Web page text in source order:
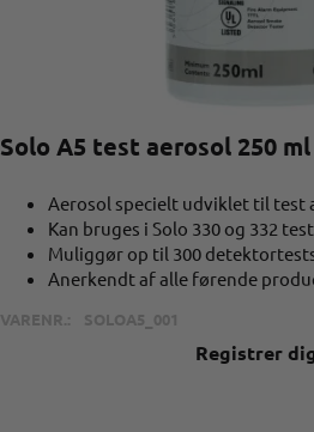
Solo A5 test aerosol 250 ml
Aerosol specielt udviklet til
Kan bruges i Solo 330 og 332
Muliggør op til 300
Anerkendt af alle førende
VARENR.: SOLOA5_001
Registrer